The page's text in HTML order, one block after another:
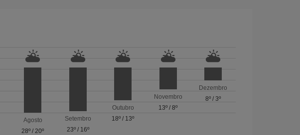
Agosto
28º /20º
Setembro
23º/ 16º
Outubro
18º / 13º
Novembro
13º /8º
Dezembro
8º /3º